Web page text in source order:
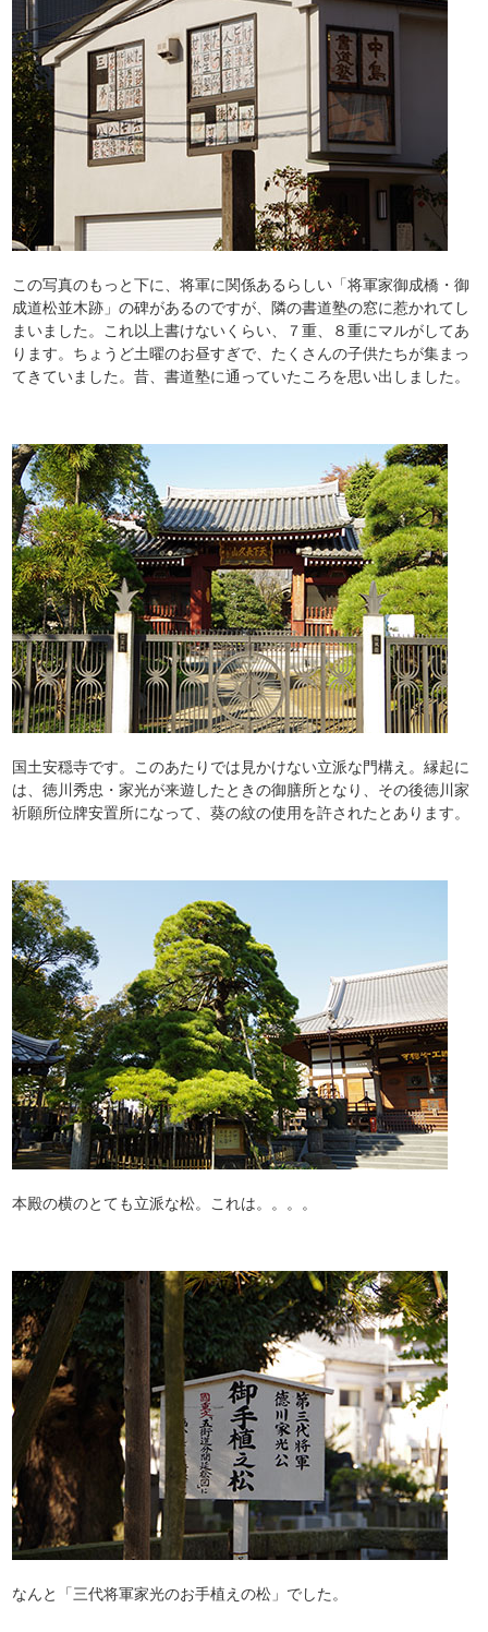
この写真のもっと下に、将軍に関係あるらしい「将軍家御成橋・御
成道松並木跡」の碑があるのですが、隣の書道塾の窓に惹かれてし
まいました。これ以上書けないくらい、７重、８重にマルがしてあ
ります。ちょうど土曜のお昼すぎで、たくさんの子供たちが集まっ
てきていました。昔、書道塾に通っていたころを思い出しました。
国土安穏寺です。このあたりでは見かけない立派な門構え。縁起に
は、徳川秀忠・家光が来遊したときの御膳所となり、その後徳川家
祈願所位牌安置所になって、葵の紋の使用を許されたとあります。
本殿の横のとても立派な松。これは。。。。
なんと「三代将軍家光のお手植えの松」でした。